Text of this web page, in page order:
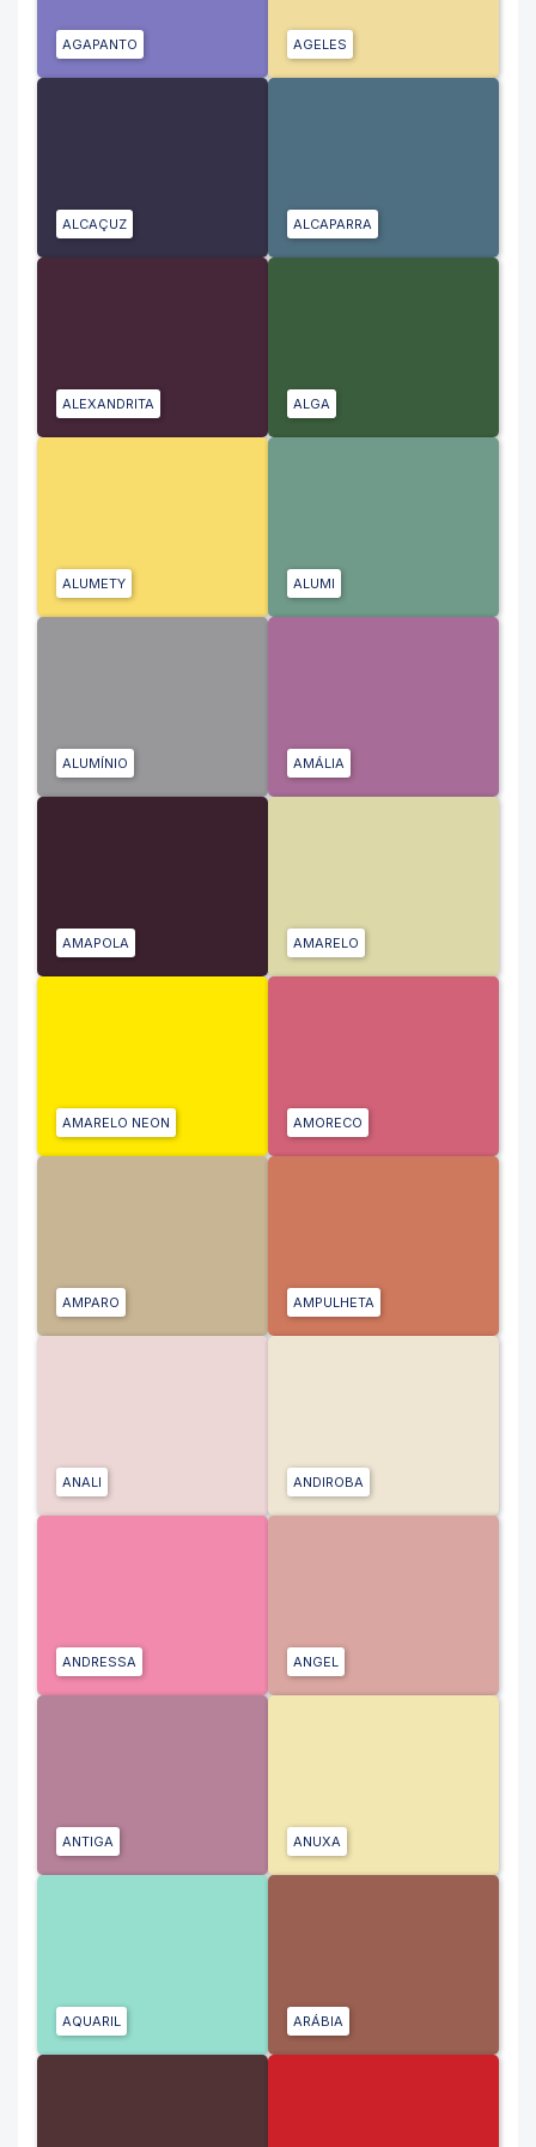
AGAPANTO AGELES
ALCAÇUZ ALCAPARRA
ALEXANDRITA ALGA
ALUMETY ALUMI
ALUMÍNIO AMÁLIA
AMAPOLA AMARELO
AMARELO NEON AMORECO
AMPARO AMPULHETA
ANALI ANDIROBA
ANDRESSA ANGEL
ANTIGA ANUXA
AQUARIL ARÁBIA